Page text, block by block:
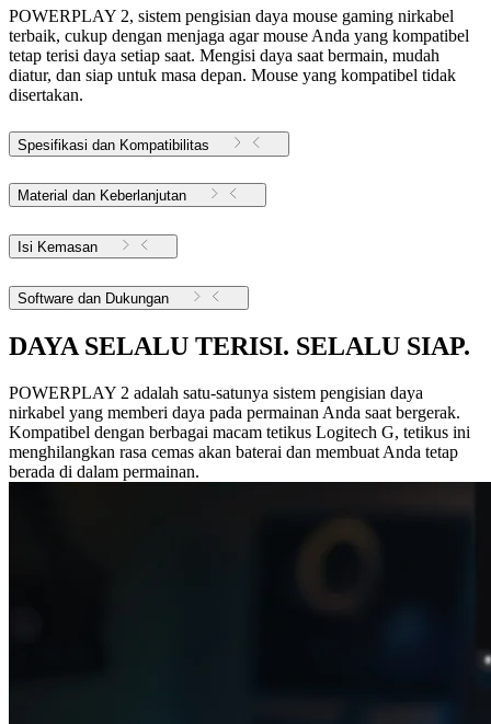
POWERPLAY 2, sistem pengisian daya mouse gaming nirkabel
terbaik, cukup dengan menjaga agar mouse Anda yang kompatibel
tetap terisi daya setiap saat. Mengisi daya saat bermain, mudah
diatur, dan siap untuk masa depan. Mouse yang kompatibel tidak
disertakan.
Spesifikasi dan Kompatibilitas
Material dan Keberlanjutan
Isi Kemasan
Software dan Dukungan
DAYA SELALU TERISI. SELALU SIAP.
POWERPLAY 2 adalah satu-satunya sistem pengisian daya
nirkabel yang memberi daya pada permainan Anda saat bergerak.
Kompatibel dengan berbagai macam tetikus Logitech G, tetikus ini
menghilangkan rasa cemas akan baterai dan membuat Anda tetap
berada di dalam permainan.